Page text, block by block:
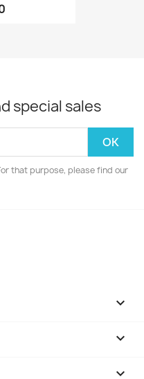
special sales
that purpose, please find our


